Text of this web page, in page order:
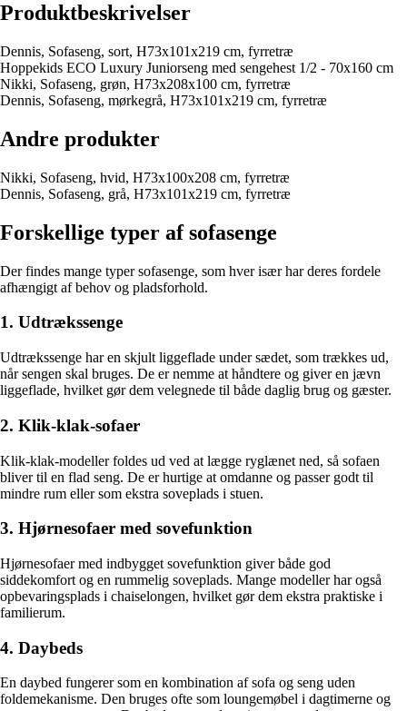
Produktbeskrivelser
Dennis, Sofaseng, sort, H73x101x219 cm, fyrretræ
Hoppekids ECO Luxury Juniorseng med sengehest 1/2 - 70x160 cm
Nikki, Sofaseng, grøn, H73x208x100 cm, fyrretræ
Dennis, Sofaseng, mørkegrå, H73x101x219 cm, fyrretræ
Andre produkter
Nikki, Sofaseng, hvid, H73x100x208 cm, fyrretræ
Dennis, Sofaseng, grå, H73x101x219 cm, fyrretræ
Forskellige typer af sofasenge
Der findes mange typer sofasenge, som hver især har deres fordele
afhængigt af behov og pladsforhold.
1. Udtrækssenge
Udtrækssenge har en skjult liggeflade under sædet, som trækkes ud,
når sengen skal bruges. De er nemme at håndtere og giver en jævn
liggeflade, hvilket gør dem velegnede til både daglig brug og gæster.
2. Klik-klak-sofaer
Klik-klak-modeller foldes ud ved at lægge ryglænet ned, så sofaen
bliver til en flad seng. De er hurtige at omdanne og passer godt til
mindre rum eller som ekstra soveplads i stuen.
3. Hjørnesofaer med sovefunktion
Hjørnesofaer med indbygget sovefunktion giver både god
siddekomfort og en rummelig soveplads. Mange modeller har også
opbevaringsplads i chaiselongen, hvilket gør dem ekstra praktiske i
familierum.
4. Daybeds
En daybed fungerer som en kombination af sofa og seng uden
foldemekanisme. Den bruges ofte som loungemøbel i dagtimerne og